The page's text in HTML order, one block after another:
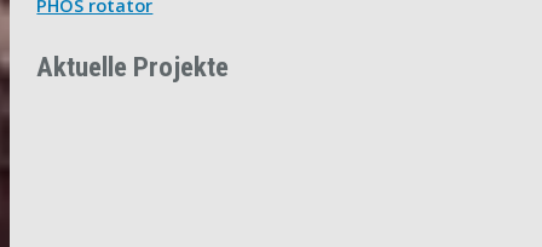
PHOS rotator
Aktuelle Projekte